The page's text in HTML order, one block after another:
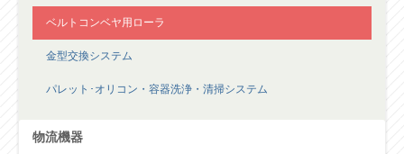
ベルトコンベヤ用ローラ
金型交換システム
パレット･オリコン・容器洗浄・清掃システム
物流機器